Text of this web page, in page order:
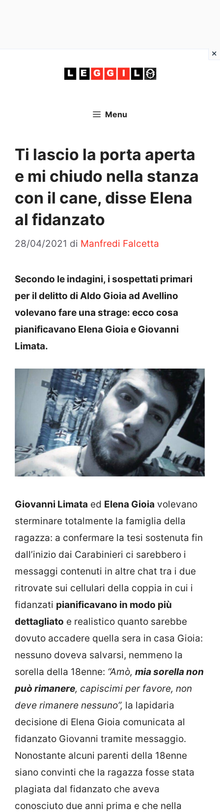
Menu
Ti lascio la porta aperta
e mi chiudo nella stanza
con il cane, disse Elena
al fidanzato
28/04/2021 di Manfredi Falcetta
Secondo le indagini, i sospettati primari
per il delitto di Aldo Gioia ad Avellino
volevano fare una strage: ecco cosa
pianificavano Elena Gioia e Giovanni
Limata.
Giovanni Limata ed Elena Gioia volevano
sterminare totalmente la famiglia della
ragazza: a confermare la tesi sostenuta fin
dall’inizio dai Carabinieri ci sarebbero i
messaggi contenuti in altre chat tra i due
ritrovate sui cellulari della coppia in cui i
fidanzati pianificavano in modo più
dettagliato e realistico quanto sarebbe
dovuto accadere quella sera in casa Gioia:
nessuno doveva salvarsi, nemmeno la
sorella della 18enne: “Amò, mia sorella non
può rimanere, capiscimi per favore, non
deve rimanere nessuno”, la lapidaria
decisione di Elena Gioia comunicata al
fidanzato Giovanni tramite messaggio.
Nonostante alcuni parenti della 18enne
siano convinti che la ragazza fosse stata
plagiata dal fidanzato che aveva
conosciuto due anni prima e che nella